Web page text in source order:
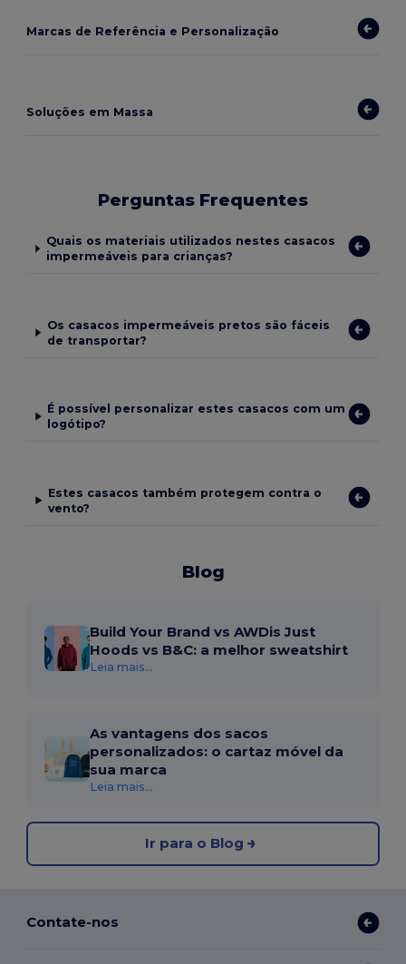
Marcas de Referência e Personalização
Soluções em Massa
Perguntas Frequentes
Quais os materiais utilizados nestes casacos
impermeáveis para crianças?
Os casacos impermeáveis pretos são fáceis
de transportar?
É possível personalizar estes casacos com um
logótipo?
Estes casacos também protegem contra o
vento?
Blog
Build Your Brand vs AWDis Just
Hoods vs B&C: a melhor sweatshirt
Leia mais...
As vantagens dos sacos
personalizados: o cartaz móvel da
sua marca
Leia mais...
Ir para o Blog
Contate-nos